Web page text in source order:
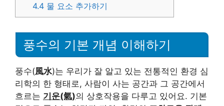
4.4 물 요소 추가하기
풍수의 기본 개념 이해하기
풍수(風水)는 우리가 잘 알고 있는 전통적인 환경 심
리학의 한 형태로, 사람이 사는 공간과 그 공간에서
흐르는 기운(氣)의 상호작용을 다루고 있어요. 기본